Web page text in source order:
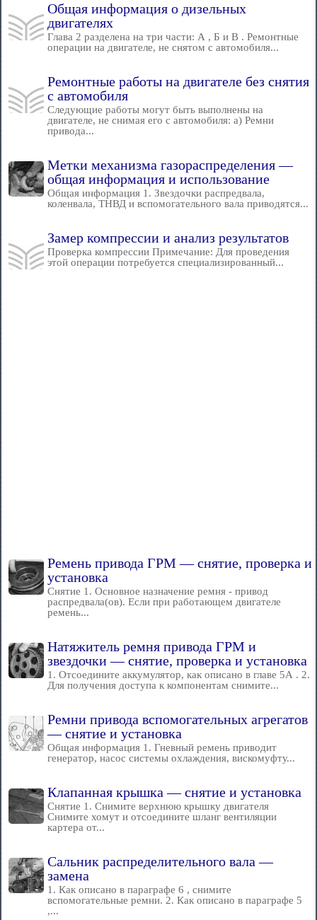
Общая информация о дизельных
двигателях
Глава 2 разделена на три части: А , Б и В . Ремонтные
операции на двигателе, не снятом с автомобиля...
Ремонтные работы на двигателе без снятия
с автомобиля
Следующие работы могут быть выполнены на
двигателе, не снимая его с автомобиля: а) Ремни
привода...
Метки механизма газораспределения —
общая информация и использование
Общая информация 1. Звездочки распредвала,
коленвала, ТНВД и вспомогательного вала приводятся...
Замер компрессии и анализ результатов
Проверка компрессии Примечание: Для проведения
этой операции потребуется специализированный...
Ремень привода ГРМ — снятие, проверка и
установка
Снятие 1. Основное назначение ремня - привод
распредвала(ов). Если при работающем двигателе
ремень...
Натяжитель ремня привода ГРМ и
звездочки — снятие, проверка и установка
1. Отсоедините аккумулятор, как описано в главе 5А . 2.
Для получения доступа к компонентам снимите...
Ремни привода вспомогательных агрегатов
— снятие и установка
Общая информация 1. Гневный ремень приводит
генератор, насос системы охлаждения, вискомуфту...
Клапанная крышка — снятие и установка
Снятие 1. Снимите верхнюю крышку двигателя
Снимите хомут и отсоедините шланг вентиляции
картера от...
Сальник распределительного вала —
замена
1. Как описано в параграфе 6 , снимите
вспомогательные ремни. 2. Как описано в параграфе 5
,...